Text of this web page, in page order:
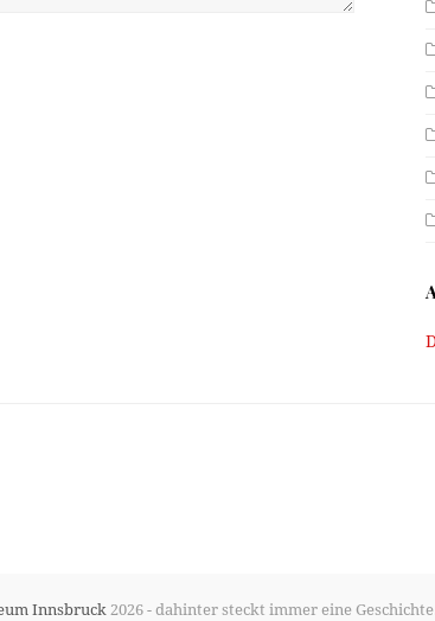
Innsbruck 2026 - dahinter steckt immer eine